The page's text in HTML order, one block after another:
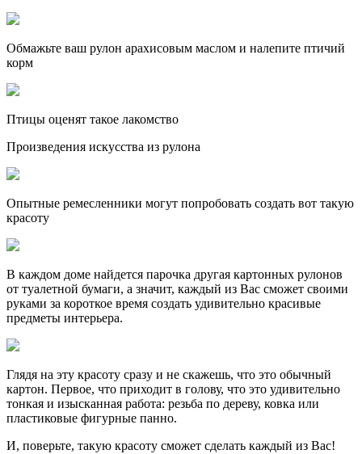
Обмажьте ваш рулон арахисовым маслом и налепите птичий
корм
Птицы оценят такое лакомство
Произведения искусства из рулона
Опытные ремесленники могут попробовать создать вот такую
красоту
В каждом доме найдется парочка другая картонных рулонов
от туалетной бумаги, а значит, каждый из Вас сможет своими
руками за короткое время создать удивительно красивые
предметы интерьера.
Глядя на эту красоту сразу и не скажешь, что это обычный
картон. Первое, что приходит в голову, что это удивительно
тонкая и изысканная работа: резьба по дереву, ковка или
пластиковые фигурные панно.
И, поверьте, такую красоту сможет сделать каждый из Вас!